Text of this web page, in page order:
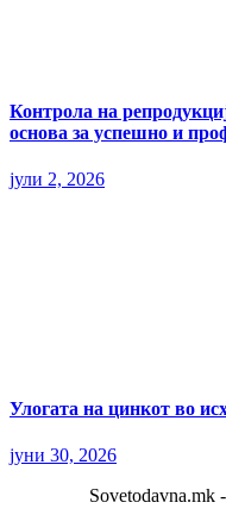
Контрола на
основа за успешно и
јули 2, 2026
Улогата на цинкот во
јуни 30, 2026
Sovetodavna.mk